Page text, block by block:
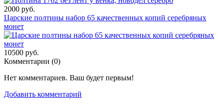
2000 руб.
Царские полтины набор 65 качественных копий серебряных
монет
10500 руб.
Комментарии (0)
Нет комментариев. Ваш будет первым!
Добавить комментарий